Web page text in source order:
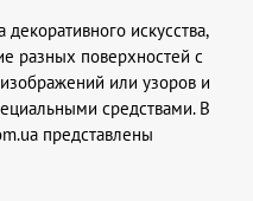
искусства,
разных поверхностей с
или узоров и
средствами. В
представлены
для реализации
карты, краски и